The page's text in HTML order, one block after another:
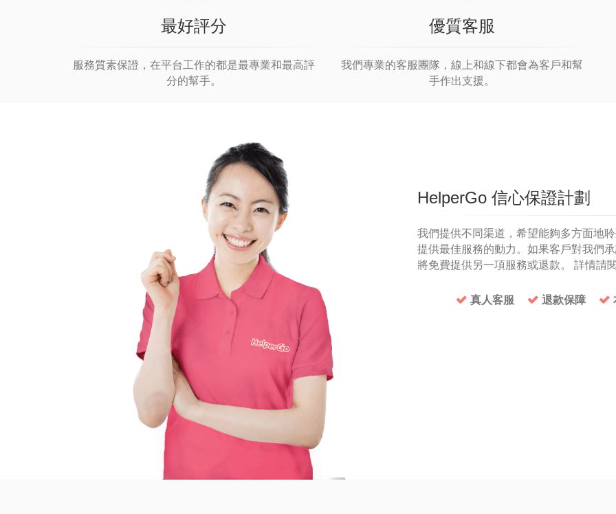
最好評分
服務質素保證，在平台工作的都是最專業和最高評
分的幫手。
優質客服
我們專業的客服團隊，線上和線下都會為客戶和幫
手作出支援。
HelperGo 信心保證計劃
我們提供不同渠道，希望能夠多方面地
提供最佳服務的動力。如果客戶對我們
將免費提供另一項服務或退款。 詳情請
真人客服 退款保障